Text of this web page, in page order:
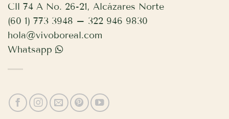
Cll 74 A No. 26-21, Alcázares Norte
(60 1) 773 3948 – 322 946 9830
hola@vivoboreal.com
Whatsapp